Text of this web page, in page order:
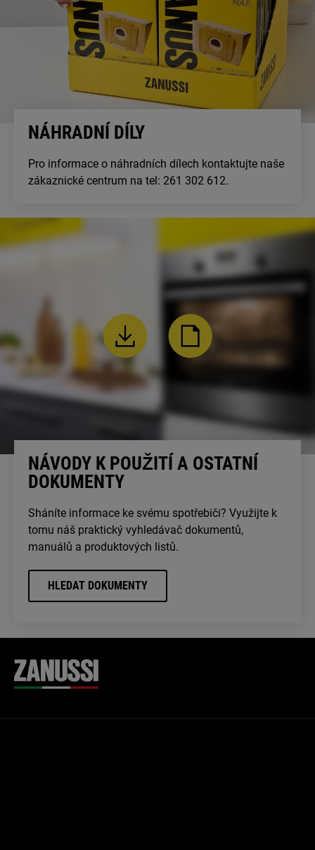
NÁHRADNÍ DÍLY
Pro informace o náhradních dílech kontaktujte naše
zákaznické centrum na tel: 261 302 612.
NÁVODY K POUŽITÍ A OSTATNÍ
DOKUMENTY
Sháníte informace ke svému spotřebiči? Využijte k
tomu náš praktický vyhledávač dokumentů,
manuálů a produktových listů.
HLEDAT DOKUMENTY